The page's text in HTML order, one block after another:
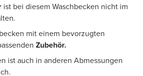
ist bei diesem Waschbecken nicht im
mit einem bevorzugten
Zubehör.
ist auch in anderen Abmessungen